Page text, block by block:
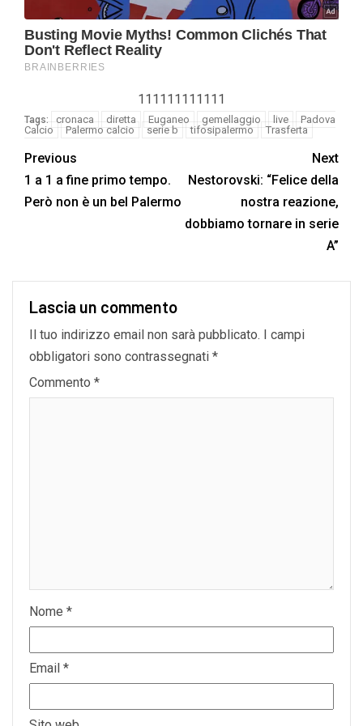
111111111111
Tags: cronaca diretta Euganeo gemellaggio live
Padova
Calcio
Palermo calcio serie b tifosipalermo Trasferta
Previous
1 a 1 a fine primo tempo.
Però non è un bel Palermo
Next
Nestorovski: “Felice della
nostra reazione,
dobbiamo tornare in serie
A”
Lascia un commento
Il tuo indirizzo email non sarà pubblicato. I campi
obbligatori sono contrassegnati *
Commento *
Nome *
Email *